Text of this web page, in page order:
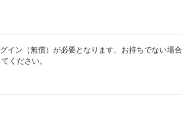
ン（無償）が必要となります。お持ちでない場
ください。